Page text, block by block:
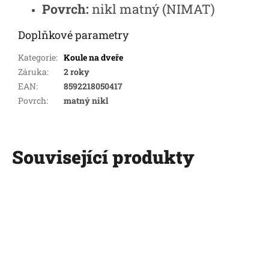
Povrch: nikl matný (NIMAT)
Doplňkové parametry
Kategorie: Koule na dveře
Záruka:
2 roky
EAN:
8592218050417
Povrch: matný nikl
Související produkty